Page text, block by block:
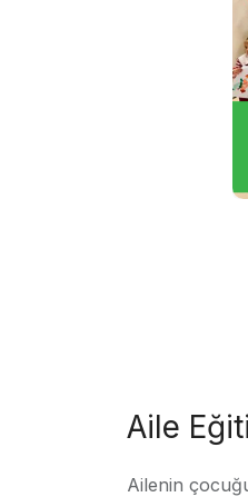
Aile
Ailenin